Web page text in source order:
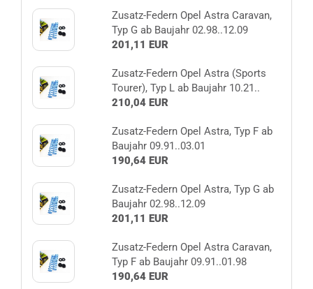
Zusatz-Federn Opel Astra Caravan,
Typ G ab Baujahr 02.98..12.09
201,11 EUR
Zusatz-Federn Opel Astra (Sports
Tourer), Typ L ab Baujahr 10.21..
210,04 EUR
Zusatz-Federn Opel Astra, Typ F ab
Baujahr 09.91..03.01
190,64 EUR
Zusatz-Federn Opel Astra, Typ G ab
Baujahr 02.98..12.09
201,11 EUR
Zusatz-Federn Opel Astra Caravan,
Typ F ab Baujahr 09.91..01.98
190,64 EUR